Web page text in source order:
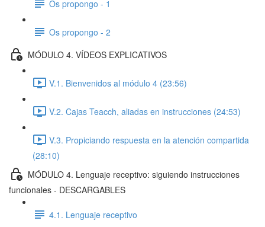
Os propongo - 1
Os propongo - 2
MÓDULO 4. VÍDEOS EXPLICATIVOS
V.1. Bienvenidos al módulo 4 (23:56)
V.2. Cajas Teacch, aliadas en instrucciones (24:53)
V.3. Propiciando respuesta en la atención compartida
(28:10)
MÓDULO 4. Lenguaje receptivo: siguiendo instrucciones
funcionales - DESCARGABLES
4.1. Lenguaje receptivo